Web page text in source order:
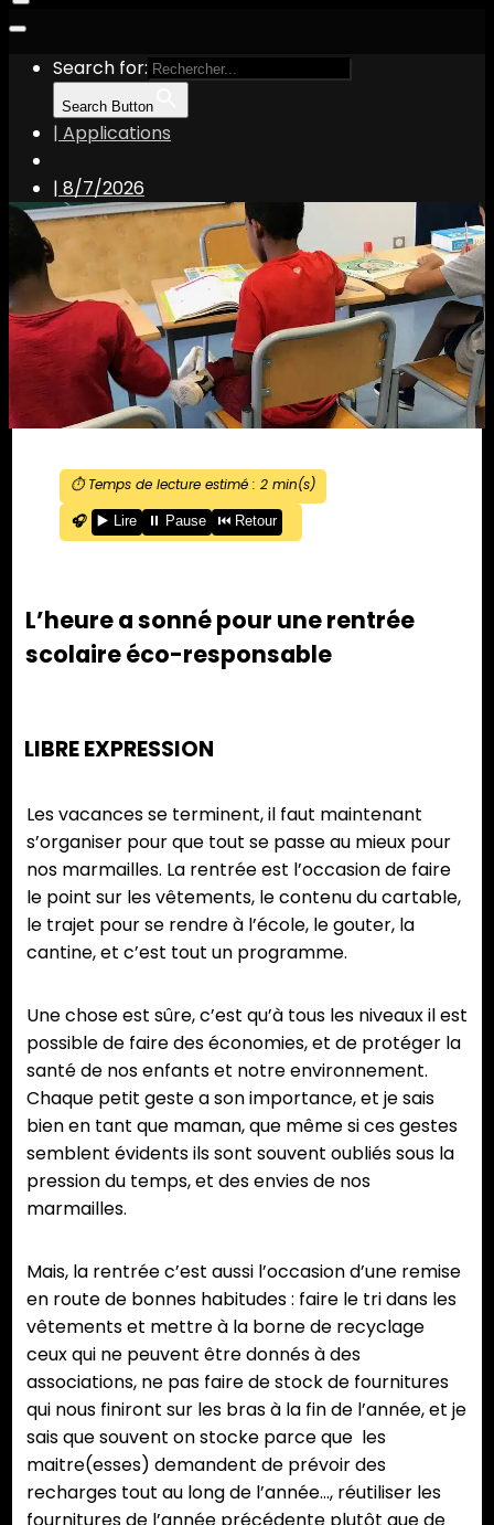
Search for:
Search Button
| Applications
| 8/7/2026
⏱️ Temps de lecture estimé : 2min(s)
🎧
▶️ Lire ⏸️ Pause ⏮️ Retour
L’heure a sonné pour une rentrée
scolaire éco-responsable
LIBRE EXPRESSION
Les vacances se terminent, il faut maintenant
s’organiser pour que tout se passe au mieux pour
nos marmailles. La rentrée est l’occasion de faire
le point sur les vêtements, le contenu du cartable,
le trajet pour se rendre à l’école, le gouter, la
cantine, et c’est tout un programme.
Une chose est sûre, c’est qu’à tous les niveaux il est
possible de faire des économies, et de protéger la
santé de nos enfants et notre environnement.
Chaque petit geste a son importance, et je sais
bien en tant que maman, que même si ces gestes
semblent évidents ils sont souvent oubliés sous la
pression du temps, et des envies de nos
marmailles.
Mais, la rentrée c’est aussi l’occasion d’une remise
en route de bonnes habitudes : faire le tri dans les
vêtements et mettre à la borne de recyclage
ceux qui ne peuvent être donnés à des
associations, ne pas faire de stock de fournitures
qui nous finiront sur les bras à la fin de l’année, et je
sais que souvent on stocke parce que les
maitre(esses) demandent de prévoir des
recharges tout au long de l’année…, réutiliser les